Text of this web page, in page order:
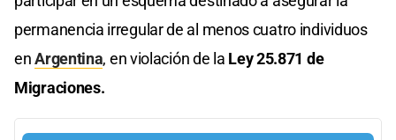
permanencia irregular de al menos cuatro individuos
enArgentina, en violación de la Ley 25.871 de
Migraciones.